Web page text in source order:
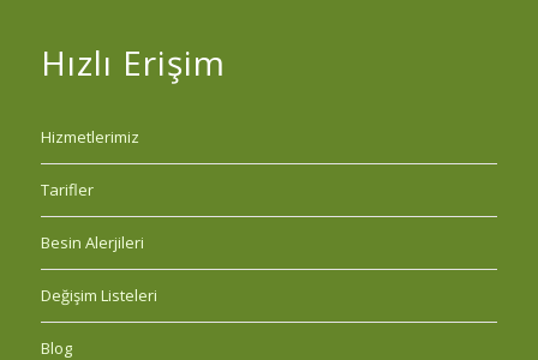
Hızlı Erişim
Hizmetlerimiz
Tarifler
Besin Alerjileri
Değişim Listeleri
Blog